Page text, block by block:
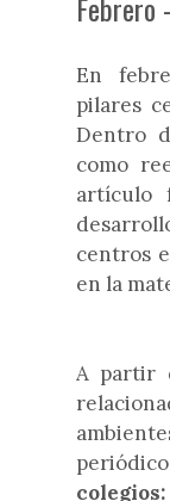
En
pilares
Dentro
como
artículo
centros
en la
A partir